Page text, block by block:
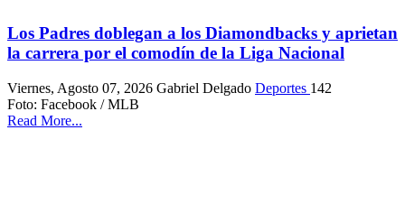
Los Padres doblegan a los Diamondbacks y aprietan
la carrera por el comodín de la Liga Nacional
Viernes, Agosto 07, 2026 Gabriel Delgado Deportes 142
Foto: Facebook / MLB
Read More...